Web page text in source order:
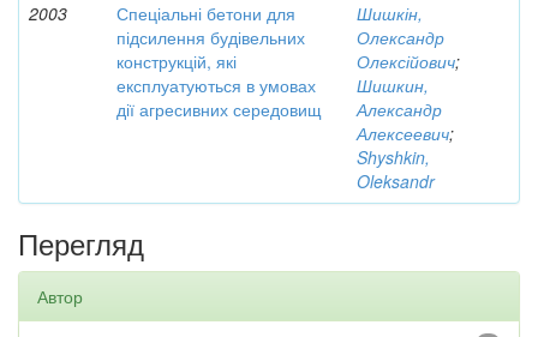
2003
Спеціальні бетони для
підсилення будівельних
конструкцій, які
експлуатуються в умовах
дії агресивних середовищ
Шишкін,
Олександр
Олексійович;
Шишкин,
Александр
Алексеевич;
Shyshkin,
Oleksandr
Перегляд
Автор